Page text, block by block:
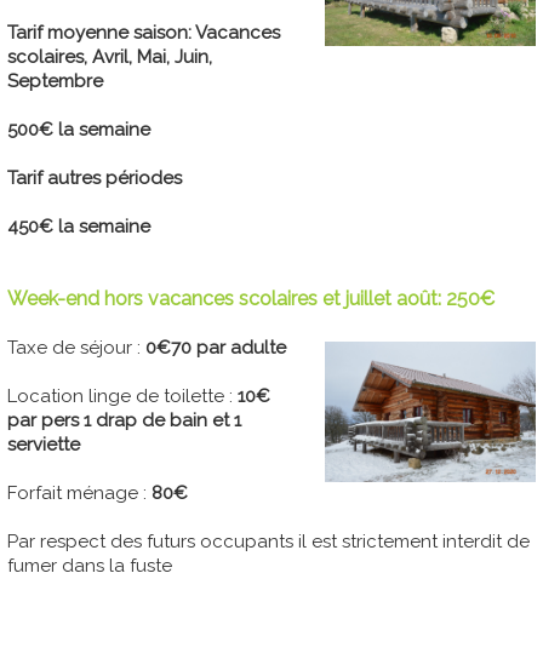
Tarif moyenne saison: Vacances
scolaires, Avril, Mai, Juin,
Septembre
500€ la semaine
Tarif autres périodes
450€ la semaine
Week-end hors vacances scolaires et juillet août: 250€
Taxe de séjour : 0€70 par adulte
Location linge de toilette : 10€
par pers 1 drap de bain et 1
serviette
Forfait ménage : 80€
Par respect des futurs occupants il est strictement interdit de
fumer dans la fuste